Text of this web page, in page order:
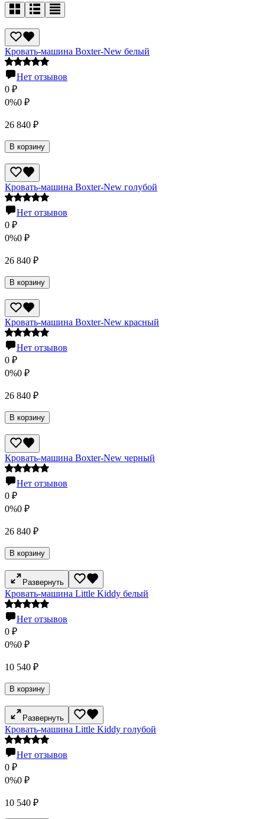
Кровать-машина Boxter-New белый
Нет отзывов
0 ₽
0%0 ₽
26 840 ₽
В корзину
Кровать-машина Boxter-New голубой
Нет отзывов
0 ₽
0%0 ₽
26 840 ₽
В корзину
Кровать-машина Boxter-New красный
Нет отзывов
0 ₽
0%0 ₽
26 840 ₽
В корзину
Кровать-машина Boxter-New черный
Нет отзывов
0 ₽
0%0 ₽
26 840 ₽
В корзину
Развернуть
Кровать-машина Little Kiddy белый
Нет отзывов
0 ₽
0%0 ₽
10 540 ₽
В корзину
Развернуть
Кровать-машина Little Kiddy голубой
Нет отзывов
0 ₽
0%0 ₽
10 540 ₽